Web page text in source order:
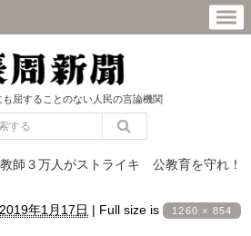
も屈することのない人民の言論機関
師３万人がストライキ 公教育を守れ！
2019年1月17日 | Full size is 1260 × 854